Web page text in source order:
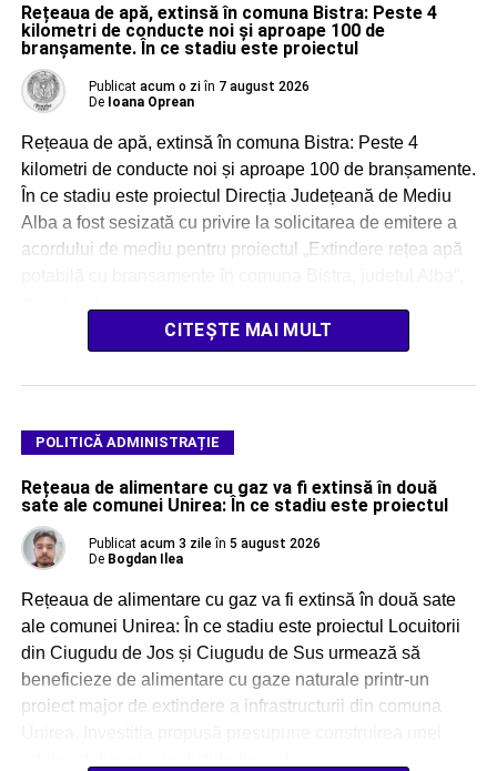
Rețeaua de apă, extinsă în comuna Bistra: Peste 4
kilometri de conducte noi și aproape 100 de
branșamente. În ce stadiu este proiectul
Publicat acum o zi în 7 august 2026
De Ioana Oprean
Rețeaua de apă, extinsă în comuna Bistra: Peste 4
kilometri de conducte noi și aproape 100 de branșamente.
În ce stadiu este proiectul Direcția Județeană de Mediu
Alba a fost sesizată cu privire la solicitarea de emitere a
acordului de mediu pentru proiectul „Extindere rețea apă
CITEȘTE MAI MULT
POLITICĂ ADMINISTRAȚIE
Rețeaua de alimentare cu gaz va fi extinsă în două
sate ale comunei Unirea: În ce stadiu este proiectul
Publicat acum 3 zile în 5 august 2026
De Bogdan Ilea
Rețeaua de alimentare cu gaz va fi extinsă în două sate
ale comunei Unirea: În ce stadiu este proiectul Locuitorii
din Ciugudu de Jos și Ciugudu de Sus urmează să
beneficieze de alimentare cu gaze naturale printr-un
proiect major de extindere a infrastructurii din comuna